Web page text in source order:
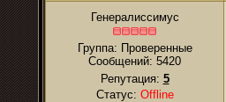
Генералиссимус
Группа: Проверенные
Сообщений: 5420
Репутация: 5
Статус: Offline